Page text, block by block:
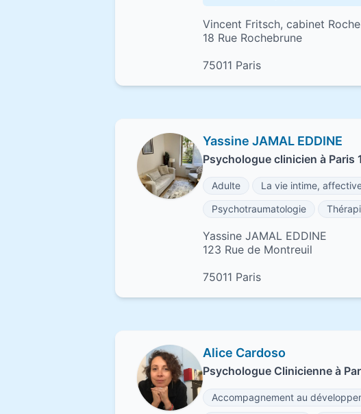
Vincent Fritsch, cabinet
18 Rue Rochebrune
75011 Paris
Yassine JAMAL EDDINE
Psychologue clinicien à Paris
Adulte La vie intime,
Psychotraumatologie
Yassine JAMAL EDDINE
123 Rue de Montreuil
75011 Paris
Alice Cardoso
Psychologue Clinicienne à
Accompagnement au